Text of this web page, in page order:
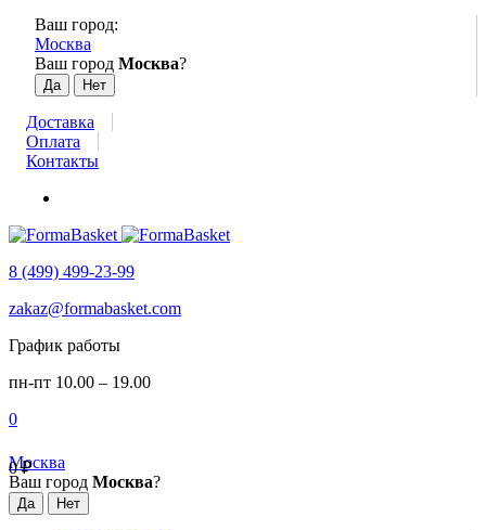
Ваш город:
Москва
Ваш город Москва?
Доставка
Оплата
Контакты
8 (499) 499-23-99
zakaz@formabasket.com
График работы
пн-пт 10.00 – 19.00
0
0₽
Москва
Ваш город Москва?